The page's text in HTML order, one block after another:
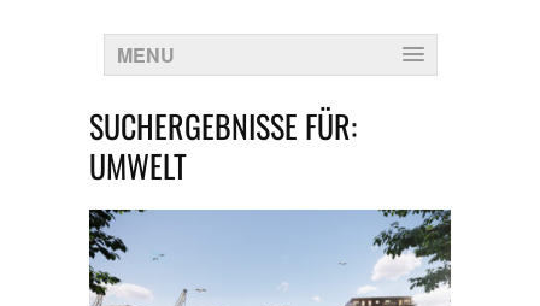
MENU
SUCHERGEBNISSE FÜR:
UMWELT